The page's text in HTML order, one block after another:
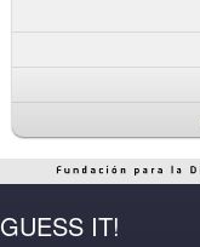
GUESS IT!